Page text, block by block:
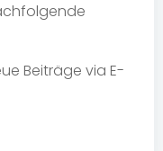
Beiträge via E-